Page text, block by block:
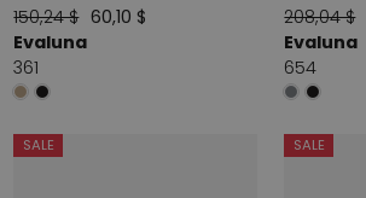
150,24 $ 60,10 $
Evaluna
361
208,04 $
Evaluna
654
SALE SALE